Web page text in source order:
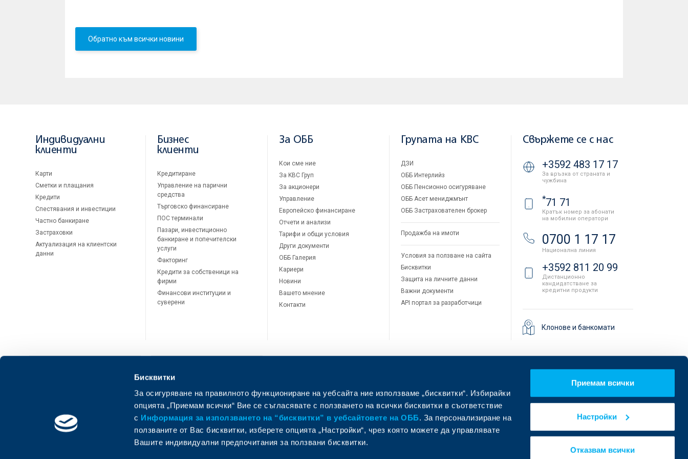
Бисквитки
За осигуряване на правилното функциониране на уебсайта ние използваме „бисквитки“. Избирайки
опцията „Приемам всички“ Вие се съгласявате с ползването на всички бисквитки в съответствие
с Информация за използването на “бисквитки” в уебсайтовете на ОББ. За персонализиране на
ползваните от Вас бисквитки, изберете опцията „Настройки“, чрез която можете да управлявате
Вашите индивидуални предпочитания за ползвани бисквитки.
Приемам всички
Настройки
Отказвам всички
Обратно към всички новини
Индивидуални
клиенти
Карти
Сметки и плащания
Кредити
Спестявания и инвестиции
Частно банкиране
Застраховки
Актуализация на клиентски
данни
Бизнес
клиенти
Кредитиране
Управление на парични
средства
Търговско финансиране
ПОС терминали
Пазари, инвестиционно
банкиране и попечителски
услуги
Факторинг
Кредити за собственици на
фирми
Финансови институции и
суверени
За ОББ
Кои сме ние
За KBC Груп
За акционери
Управление
Европейско финансиране
Отчети и анализи
Тарифи и общи условия
Други документи
ОББ Галерия
Кариери
Новини
Вашето мнение
Контакти
Групата на KBC
ДЗИ
ОББ Интерлийз
ОББ Пенсионно осигуряване
ОББ Асет мениджмънт
ОББ Застрахователен брокер
Продажба на имоти
Условия за ползване на сайта
Бисквитки
Защита на личните данни
Важни документи
API портал за разработчици
Свържете се с нас
+3592 483 17 17
За връзка от страната и
чужбина
*71 71
Кратък номер за абонати
на мобилни оператори
0700 1 17 17
Национална линия
+3592 811 20 99
Дистанционно
кандидатстване за
кредитни продукти
Клонове и банкомати
ОББ Мобайл
Намерете ни в социалните мрежи: